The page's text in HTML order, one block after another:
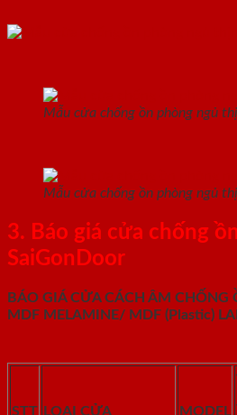
Mẫu cửa chống ồn phòng ngủ
Mẫu cửa chống ồn phòng ngủ
3. Báo giá cửa chống
SaiGonDoor
BÁO GIÁ CỬA CÁCH ÂM CHỐNG
MDF MELAMINE/ MDF (Plastic)
STT LOẠI CỬA MODEL